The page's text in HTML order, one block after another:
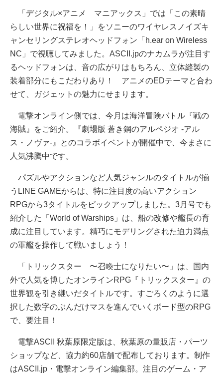
「デジタル×アニメ マニアックス」では「この素晴
らしい世界に祝福を！」をソニーのワイヤレスノイズキ
ャンセリングステレオヘッドフォン「h.ear on Wireless
NC」で視聴してみました。ASCII.jpのナカムラが注目す
るヘッドフォンは、音の広がりはもちろん、立体縫製の
装着部分にもこだわりあり！ アニメのEDテーマと合わ
せて、ガジェットの魅力にせまります。
電撃オンライン側では、今月は海洋冒険バトル『戦の
海賊』をご紹介。『劇場版 蒼き鋼のアルペジオ -アル
ス・ノヴァ-』とのコラボイベントが開催中で、今まさに
人気沸騰中です。
パズルやアクションなど人気ジャンルのタイトルが揃
うLINE GAMEからは、特に注目度の高いアクション
RPGから3タイトルをピックアップしました。3月号でも
紹介した「World of Warships」は、船の改修や艦長の育
成に注目しています。精巧にモデリングされた迫力満点
の軍艦を操作して戦いましょう！
「トリックスター 〜召喚士になりたい〜」は、国内
外で人気を博したオンラインRPG『トリックスター』の
世界観を引き継いだタイトルです。すごろくのように選
択した数字のぶんだけマスを進んでいくボード型のRPG
で、要注目！
電撃ASCII 秋葉原限定版は、秋葉原の量販店・パーツ
ショップなど、協力約60店舗で配布しております。制作
はASCII.jp・電撃オンライン編集部。注目のゲーム・ア